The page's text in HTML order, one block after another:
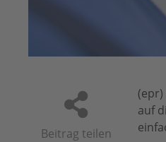
Beitrag teilen
auf